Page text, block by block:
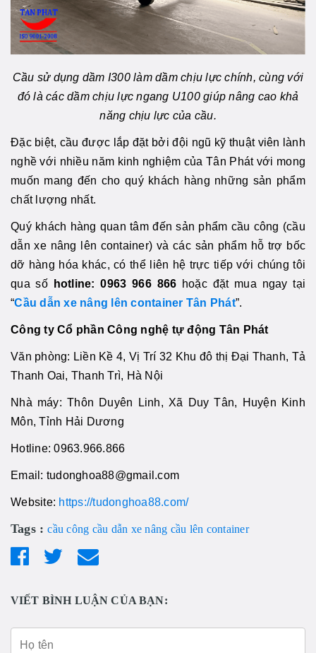
Cầu sử dụng dầm I300 làm dầm chịu lực chính, cùng với
đó là các dầm chịu lực ngang U100 giúp nâng cao khả
năng chịu lực của cầu.
Đặc biệt, cầu được lắp đặt bởi đội ngũ kỹ thuật viên lành
nghề với nhiều năm kinh nghiệm của Tân Phát với mong
muốn mang đến cho quý khách hàng những sản phẩm
chất lượng nhất.
Quý khách hàng quan tâm đến sản phẩm cầu công (cầu
dẫn xe nâng lên container) và các sản phẩm hỗ trợ bốc
dỡ hàng hóa khác, có thể liên hệ trực tiếp với chúng tôi
qua số
hotline: 0963 966 866 hoặc đặt mua ngay tại
“Cầu dẫn xe nâng lên container Tân Phát”.
Công ty Cổ phần Công nghệ tự động Tân Phát
Văn phòng: Liền Kề 4, Vị Trí 32 Khu đô thị Đại Thanh, Tả
Thanh Oai, Thanh Trì, Hà Nội
Nhà máy: Thôn Duyên Linh, Xã Duy Tân, Huyện Kinh
Môn, Tỉnh Hải Dương
Hotline: 0963.966.866
Email: tudonghoa88@gmail.com
Website: https://tudonghoa88.com/
Tags :cầu công cầu dẫn xe nâng cầu lên container
VIẾT BÌNH LUẬN CỦA BẠN: